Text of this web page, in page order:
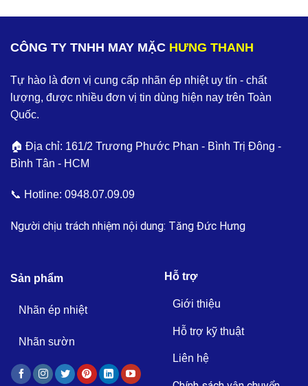
CÔNG TY TNHH MAY MẶC HƯNG THANH
Tự hào là đơn vị cung cấp nhãn ép nhiệt uy tín - chất
lượng, được nhiều đơn vị tin dùng hiện nay trên Toàn
Quốc.
🏠 Địa chỉ: 161/2 Trương Phước Phan - Bình Trị Đông -
Bình Tân - HCM
📞 Hotline: 0948.07.09.09
Người chịu trách nhiệm nội dung: Tăng Đức Hưng
Sản phẩm
Nhãn ép nhiệt
Nhãn sườn
Hỗ trợ
Giới thiệu
Hỗ trợ kỹ thuật
Liên hệ